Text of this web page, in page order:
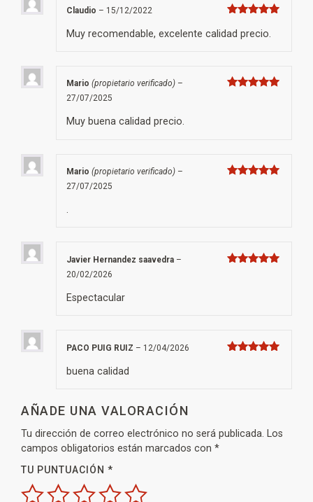
5de 5
Claudio – 15/12/2022
Muy recomendable, excelente calidad precio.
Mario(propietario verificado) –
27/07/2025
Muy buena calidad precio.
Mario(propietario verificado) –
27/07/2025
.
Javier Hernandez saavedra –
20/02/2026
Espectacular
PACO PUIG RUIZ – 12/04/2026
buena calidad
AÑADE UNA VALORACIÓN
Tu dirección de correo electrónico no será publicada. Los
campos obligatorios están marcados con *
TU PUNTUACIÓN *